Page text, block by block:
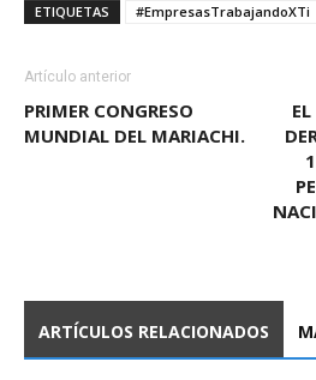
ETIQUETAS #EmpresasTrabajandoXTi
Artículo anterior
PRIMER CONGRESO
MUNDIAL DEL MARIACHI.
ARTÍCULOS RELACIONADOS